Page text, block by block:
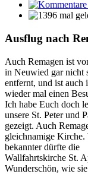
Ausflug nach
Auch Remagen ist
in Neuwied gar nicht
entfernt, und ist auch
wieder mal einen
Ich habe Euch doch
unsere St. Peter und
gezeigt. Auch
gleichnamige Kirche.
bekannter dürfte die
Wallfahrtskirche St.
Wunderschön, wie